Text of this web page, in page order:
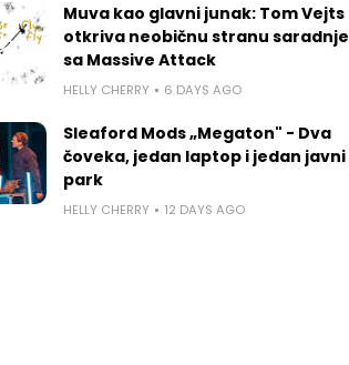
Muva kao glavni junak: Tom Vejts
otkriva neobičnu stranu saradnje
sa Massive Attack
HELLY CHERRY 6 DAYS AGO
Sleaford Mods „Megaton" - Dva
čoveka, jedan laptop i jedan javni
park
HELLY CHERRY 12 DAYS AGO